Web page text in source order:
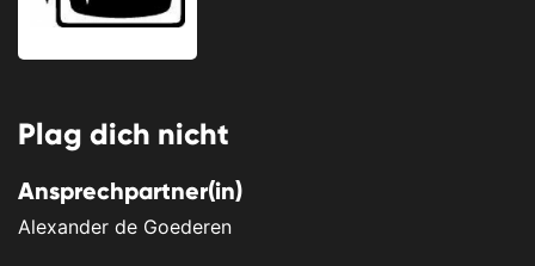
Plag dich nicht
Ansprechpartner(in)
Alexander de Goederen